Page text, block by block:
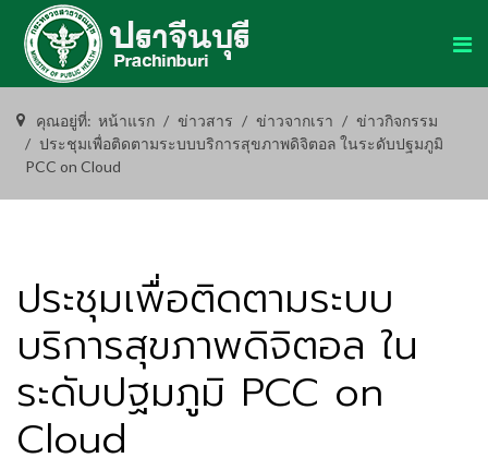
คุณอยู่ที่: หน้าแรก ข่าวสาร ข่าวจากเรา
ข่าวกิจกรรม
ประชุมเพื่อติดตามระบบบริการสุขภาพดิจิตอล ในระดับปฐมภูมิ
PCC on Cloud
ประชุมเพื่อติดตามระบบ
บริการสุขภาพดิจิตอล ใน
ระดับปฐมภูมิ PCC on
Cloud